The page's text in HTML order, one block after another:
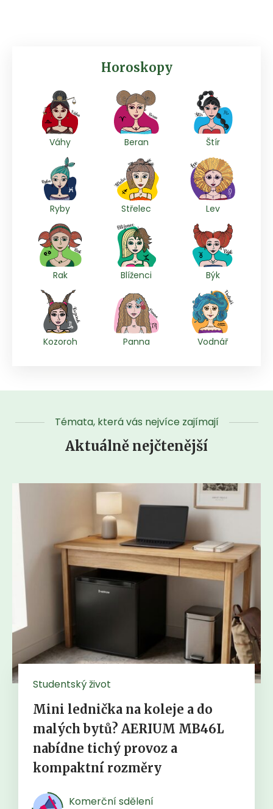
Horoskopy
Váhy Beran Štír
Ryby Střelec Lev
Rak Blíženci Býk
Kozoroh Panna Vodnář
Témata, která vás nejvíce zajímají
Aktuálně nejčtenější
Studentský život
Mini lednička na koleje a do
malých bytů? AERIUM MB46L
nabídne tichý provoz a
kompaktní rozměry
Komerční sdělení